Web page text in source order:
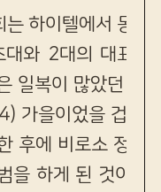
하이텔에서 동호
와 2대의 대표시
일복이 많았던 탓
가을이었을 겁니
후에 비로소 정식
하게 된 것이지